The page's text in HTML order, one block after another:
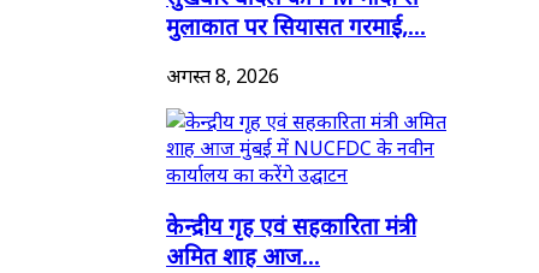
मुलाकात पर सियासत गरमाई,...
अगस्त 8, 2026
केन्द्रीय गृह एवं सहकारिता मंत्री
अमित शाह आज...